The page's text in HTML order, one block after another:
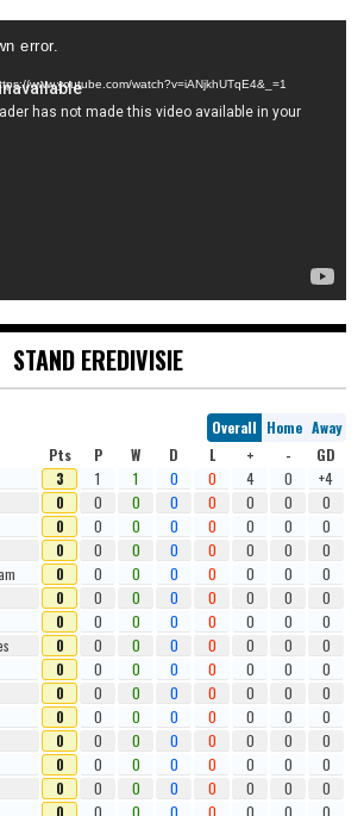
error.
www.youtube.com/watch?v=iANjkhUTqE4&_=1
STAND EREDIVISIE
Overall Home Away
Pts P W D L + -
GD
3 1 1 0 0 4 0
+4
0 0 0 0 0 0 0
0
0 0 0 0 0 0 0
0
0 0 0 0 0 0 0
0
0 0 0 0 0 0 0
0
0 0 0 0 0 0 0
0
0 0 0 0 0 0 0
0
0 0 0 0 0 0 0
0
0 0 0 0 0 0 0
0
0 0 0 0 0 0 0
0
0 0 0 0 0 0 0
0
0 0 0 0 0 0 0
0
0 0 0 0 0 0 0
0
0 0 0 0 0 0 0
0